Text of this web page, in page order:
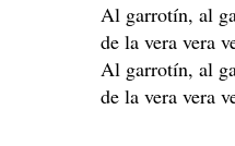
Al garrotín, al
de la vera vera
Al garrotín, al
de la vera vera